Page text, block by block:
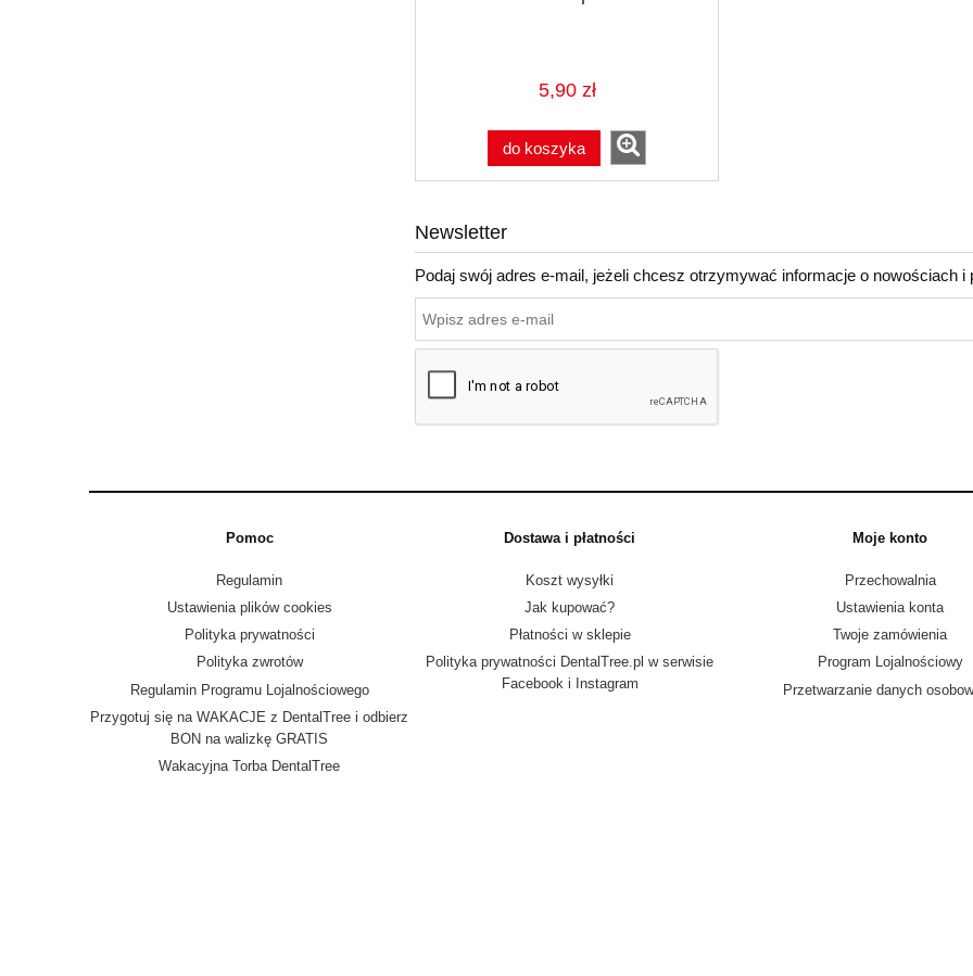
5,90 zł
do koszyka
Newsletter
Podaj swój adres e-mail, jeżeli chcesz otrzymywać informacje o nowościach i
Pomoc
Regulamin
Ustawienia plików cookies
Polityka prywatności
Polityka zwrotów
Regulamin Programu Lojalnościowego
Przygotuj się na WAKACJE z DentalTree i odbierz
BON na walizkę GRATIS
Wakacyjna Torba DentalTree
Dostawa i płatności
Koszt wysyłki
Jak kupować?
Płatności w sklepie
Polityka prywatności DentalTree.pl w serwisie
Facebook i Instagram
Moje konto
Przechowalnia
Ustawienia konta
Twoje zamówienia
Program Lojalnościowy
Przetwarzanie danych